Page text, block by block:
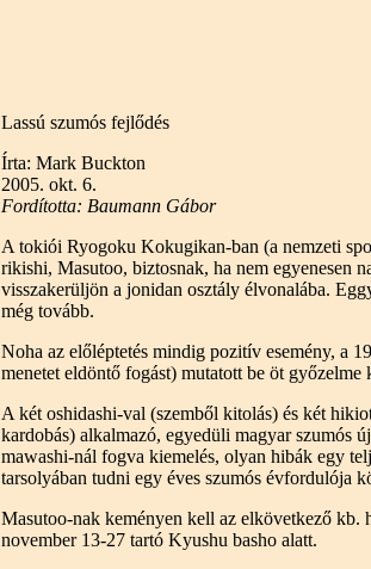
Lassú szumós fejlődés
Írta: Mark Buckton
2005. okt. 6.
Fordította: Baumann Gábor
A tokiói Ryogoku Kokugikan-ban (a nemzeti
rikishi, Masutoo, biztosnak, ha nem egyenesen
visszakerüljön a jonidan osztály élvonalába.
még tovább.
Noha az előléptetés mindig pozitív esemény, a
menetet eldöntő fogást) mutatott be öt győzelme
A két oshidashi-val (szemből kitolás) és két
kardobás) alkalmazó, egyedüli magyar szumós
mawashi-nál fogva kiemelés, olyan hibák egy
tarsolyában tudni egy éves szumós évfordulója
Masutoo-nak keményen kell az elkövetkező kb.
november 13-27 tartó Kyushu basho alatt.